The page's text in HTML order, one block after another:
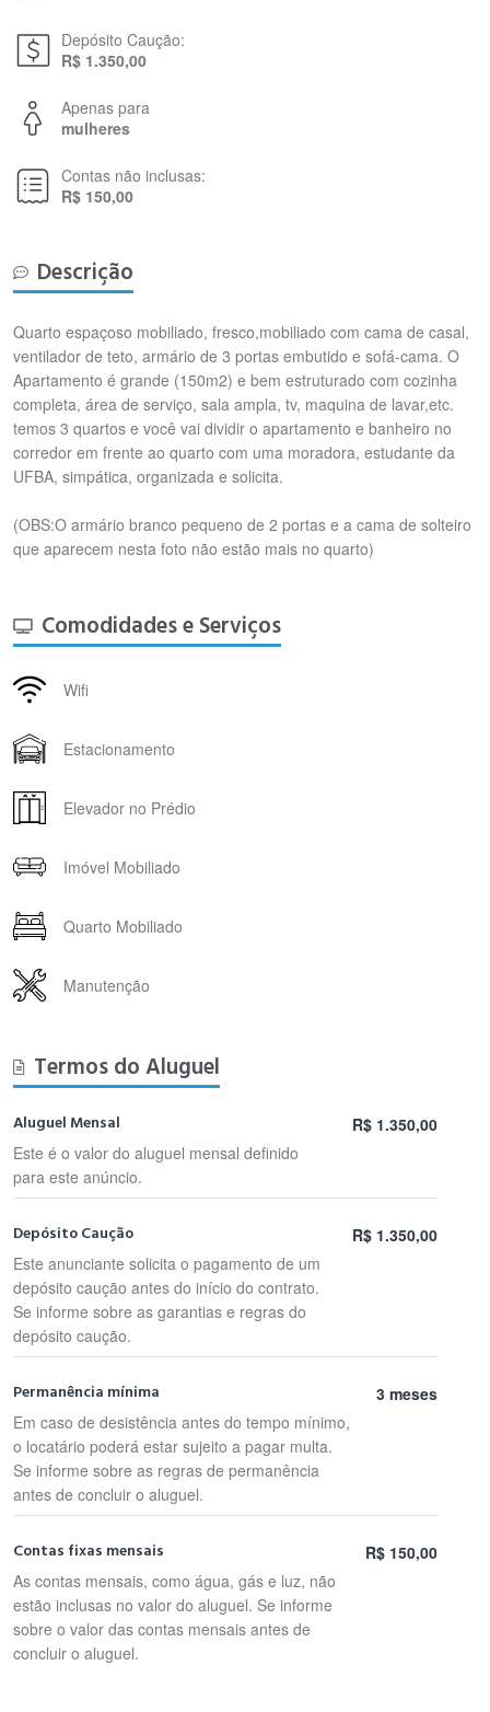
Depósito Caução:
R$ 1.350,00
Apenas para
mulheres
Contas não inclusas:
R$ 150,00
Descrição
Quarto espaçoso mobiliado, fresco,mobiliado com cama de casal,
ventilador de teto, armário de 3 portas embutido e sofá-cama. O
Apartamento é grande (150m2) e bem estruturado com cozinha
completa, área de serviço, sala ampla, tv, maquina de lavar,etc.
temos 3 quartos e você vai dividir o apartamento e banheiro no
corredor em frente ao quarto com uma moradora, estudante da
UFBA, simpática, organizada e solicita.
(OBS:O armário branco pequeno de 2 portas e a cama de solteiro
que aparecem nesta foto não estão mais no quarto)
Comodidades e Serviços
Wifi
Estacionamento
Elevador no Prédio
Imóvel Mobiliado
Quarto Mobiliado
Manutenção
Termos do Aluguel
Aluguel Mensal
Este é o valor do aluguel mensal definido
para este anúncio.
R$ 1.350,00
Depósito Caução
Este anunciante solicita o pagamento de um
depósito caução antes do início do contrato.
Se informe sobre as garantias e regras do
depósito caução.
R$ 1.350,00
Permanência mínima
Em caso de desistência antes do tempo mínimo,
o locatário poderá estar sujeito a pagar multa.
Se informe sobre as regras de permanência
antes de concluir o aluguel.
3 meses
Contas fixas mensais
As contas mensais, como água, gás e luz, não
estão inclusas no valor do aluguel. Se informe
sobre o valor das contas mensais antes de
concluir o aluguel.
R$ 150,00